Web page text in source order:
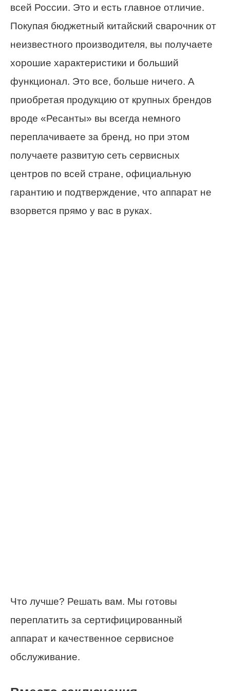
всей России. Это и есть главное отличие.
Покупая бюджетный китайский сварочник от
неизвестного производителя, вы получаете
хорошие характеристики и больший
функционал. Это все, больше ничего. А
приобретая продукцию от крупных брендов
вроде «Ресанты» вы всегда немного
переплачиваете за бренд, но при этом
получаете развитую сеть сервисных
центров по всей стране, официальную
гарантию и подтверждение, что аппарат не
взорвется прямо у вас в руках.
Что лучше? Решать вам. Мы готовы
переплатить за сертифицированный
аппарат и качественное сервисное
обслуживание.